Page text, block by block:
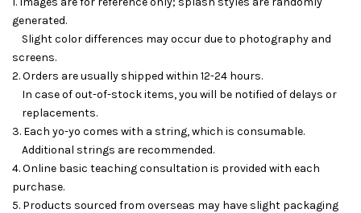
generated.
Slight color differences may occur due to photography and
screens.
2. Orders are usually shipped within 12-24 hours.
In case of out-of-stock items, you will be notified of delays or
replacements.
3. Each yo-yo comes with a string, which is consumable.
Additional strings are recommended.
4. Online basic teaching consultation is provided with each
purchase.
5. Products sourced from overseas may have slight packaging